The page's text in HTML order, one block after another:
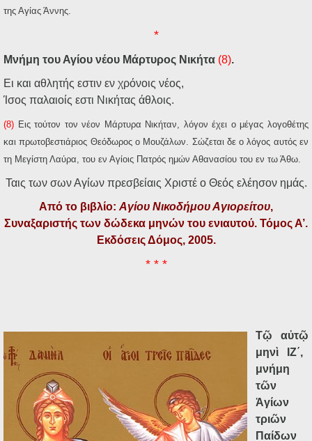
της Αγίας Άννης.
*
Μνήμη του Αγίου νέου Μάρτυρος Νικήτα (8).
Ει και αθλητής εστιν εν χρόνοις νέος,
Ίσος παλαιοίς εστι Νικήτας άθλοις.
(8) Εις τούτον τον νέον Μάρτυρα Νικήταν, λόγον έχει ο μέγας λογοθέτης
και πρωτοβεστιάριος Θεόδωρος ο Μουζάλων. Σώζεται δε ο λόγος αυτός εν
τη Μεγίστη Λαύρα, του εν Αγίοις Πατρός ημών Αθανασίου του εν τω Άθω.
Ταις των σων Αγίων πρεσβείαις Χριστέ ο Θεός ελέησον ημάς.
Από το βιβλίο:Αγίου Νικοδήμου Αγιορείτου,
Συναξαριστής των δώδεκα μηνών του ενιαυτού. Τόμος Α’.
Εκδόσεις Δόμος, 2005.
* * *
Τῷ αὐτῷ
μηνὶ ΙΖ΄,
μνήμη
τῶν
Ἁγίων
τριῶν
Παίδων